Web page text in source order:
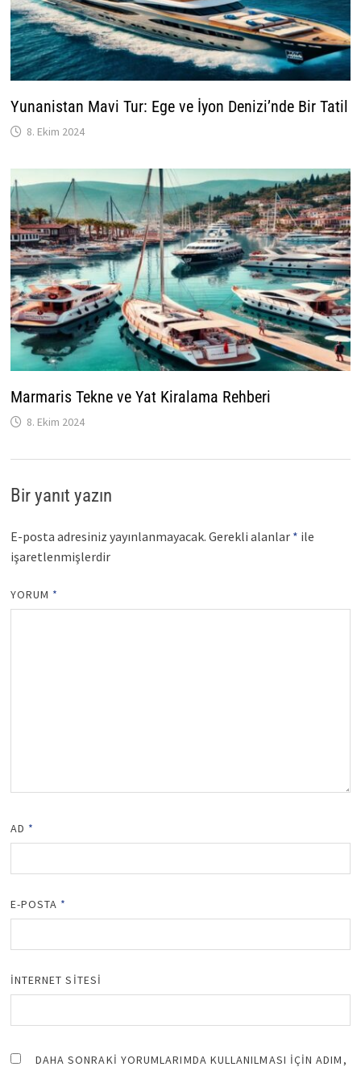
Yunanistan Mavi Tur: Ege ve İyon Denizi’nde Bir Tatil
8. Ekim 2024
Marmaris Tekne ve Yat Kiralama Rehberi
8. Ekim 2024
Bir yanıt yazın
E-posta adresiniz yayınlanmayacak. Gerekli alanlar * ile
işaretlenmişlerdir
YORUM *
AD *
E-POSTA *
İNTERNET SITESI
DAHA SONRAKI YORUMLARIMDA KULLANILMASI IÇIN ADIM,